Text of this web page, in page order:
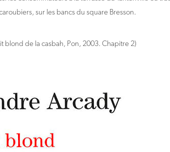
sur les bancs du square Bresson.
blond de la casbah, Pon, 2003. Chapitre 2)